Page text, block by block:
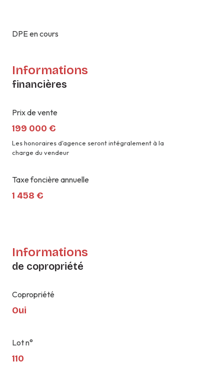
DPE en cours
Informations
financières
Prix de vente
199 000 €
Les honoraires d'agence seront intégralement à la
charge du vendeur
Taxe foncière annuelle
1 458 €
Informations
de copropriété
Copropriété
Oui
Lot n°
110